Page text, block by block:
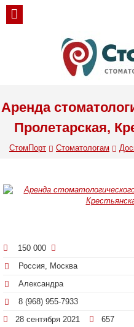
Аренда
Пролетарская,
СтомПорт Стоматологам
150 000
Россия, Москва
Александра
8 (968) 955-7933
28 сентября 2021
657